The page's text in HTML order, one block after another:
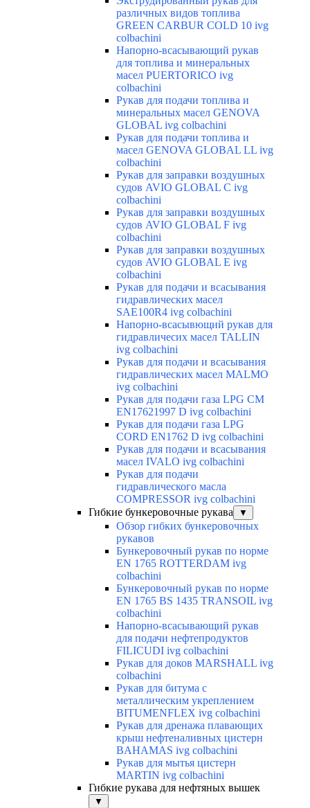
различных видов топлива
GREEN CARBUR COLD 10 ivg
colbachini
Напорно-всасывающий рукав
для топлива и минеральных
масел PUERTORICO ivg
colbachini
Рукав для подачи топлива и
минеральных масел GENOVA
GLOBAL ivg colbachini
Рукав для подачи топлива и
масел GENOVA GLOBAL LL ivg
colbachini
Рукав для заправки воздушных
судов AVIO GLOBAL C ivg
colbachini
Рукав для заправки воздушных
судов AVIO GLOBAL F ivg
colbachini
Рукав для заправки воздушных
судов AVIO GLOBAL E ivg
colbachini
Рукав для подачи и всасывания
гидравлических масел
SAE100R4 ivg colbachini
Напорно-всасывющий рукав для
гидравличесих масел TALLIN
ivg colbachini
Рукав для подачи и всасывания
гидравлических масел MALMO
ivg colbachini
Рукав для подачи газа LPG CM
EN17621997 D ivg colbachini
Рукав для подачи газа LPG
CORD EN1762 D ivg colbachini
Рукав для подачи и всасывания
масел IVALO ivg colbachini
Рукав для подачи
гидравлического масла
COMPRESSOR ivg colbachini
Гибкие бункеровочные рукава
▼
Обзор гибких бункеровочных
рукавов
Бункеровочный рукав по норме
EN 1765 ROTTERDAM ivg
colbachini
Бункеровочный рукав по норме
EN 1765 BS 1435 TRANSOIL ivg
colbachini
Напорно-всасывающий рукав
для подачи нефтепродуктов
FILICUDI ivg colbachini
Рукав для доков MARSHALL ivg
colbachini
Рукав для битума с
металлическим укреплением
BITUMENFLEX ivg colbachini
Рукав для дренажа плавающих
крыш нефтеналивных цистерн
BAHAMAS ivg colbachini
Рукав для мытья цистерн
MARTIN ivg colbachini
Гибкие рукава для нефтяных вышек
▼